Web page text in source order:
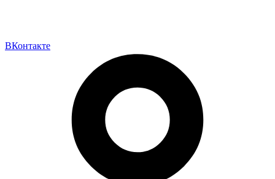
ВКонтакте